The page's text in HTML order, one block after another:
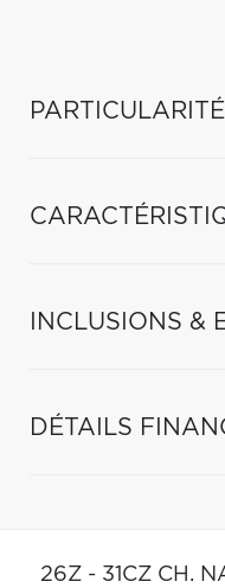
INCLUSIONS &
DÉTAILS
26Z - 31CZ CH.